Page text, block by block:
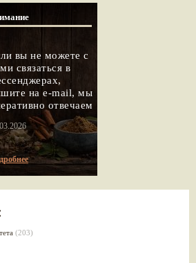
вы не можете с
связаться в
на e-mail, мы
отвечаем
(203)